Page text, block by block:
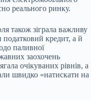
реального ринку.
також зіграла важливу
податковий кредит, а й
паливної
заохочень
очікуваних рівнів, а
швидко «натискати на